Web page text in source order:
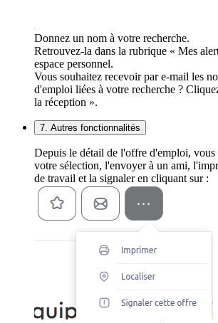
Donnez un nom à votre recherche.
Retrouvez-la dans la rubrique « Mes
espace personnel.
Vous souhaitez recevoir par e-mail les
d'emploi liées à votre recherche ?
la réception ».
7. Autres fonctionnalités
Depuis le détail de l'offre d'emploi, vous
votre sélection, l'envoyer à un ami,
de travail et la signaler en cliquant sur :